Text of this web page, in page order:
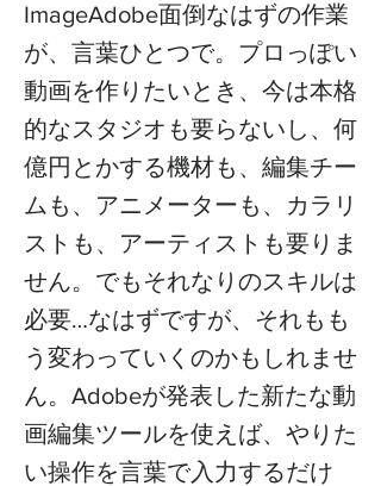
ImageAdobe面倒なはずの作業
が、言葉ひとつで。プロっぽい
動画を作りたいとき、今は本格
的なスタジオも要らないし、何
億円とかする機材も、編集チー
ムも、アニメーターも、カラリ
ストも、アーティストも要りま
せん。でもそれなりのスキルは
必要…なはずですが、それもも
う変わっていくのかもしれませ
ん。Adobeが発表した新たな動
画編集ツールを使えば、やりた
い操作を言葉で入力するだけ